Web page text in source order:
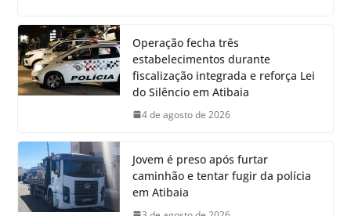
Operação fecha três
estabelecimentos durante
fiscalização integrada e reforça Lei
do Silêncio em Atibaia
4 de agosto de 2026
Jovem é preso após furtar
caminhão e tentar fugir da polícia
em Atibaia